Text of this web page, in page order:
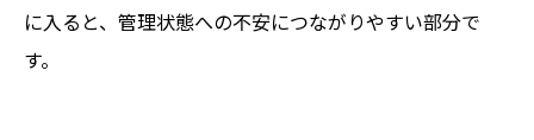
に入ると、管理状態への不安につながりやすい部分で
す。